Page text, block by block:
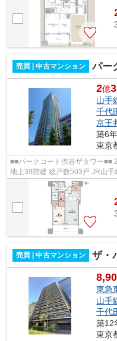
売買 | 中古マンション パー
2億
山手
千代
京王
築6
東京
■■パークコート渋谷ザタワー■■ 2020年7月築 鉄筋コンクリート造地下4階付
地上39階建 総戸数503戸 JR山手線・埼京線・東京メトロ銀座線・京王井の
頭線「渋谷」駅徒歩9分 東京メト
売買 | 中古マンション ザ・
東急
山手
千代
築12
東京